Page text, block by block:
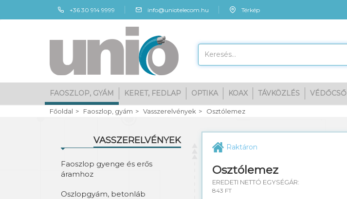
+36 30 914 9999 info@uniotelecom.hu Térkép
FAOSZLOP, GYÁM KERET, FEDLAP OPTIKA KOAX TÁVKÖZLÉS VÉDŐCSŐ
Főoldal Faoszlop, gyám Vasszerelvények Osztólemez
VASSZERELVÉNYEK
Faoszlop gyenge és erős
áramhoz
Oszlopgyám, betonláb
Raktáron
Osztólemez
EREDETI NETTÓ EGYSÉGÁR:
843 FT